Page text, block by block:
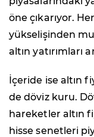
öne çıkarıyor.
yükselişinden
altın yatırımları
İçeride ise altın
de döviz kuru.
hareketler altın
hisse senetleri